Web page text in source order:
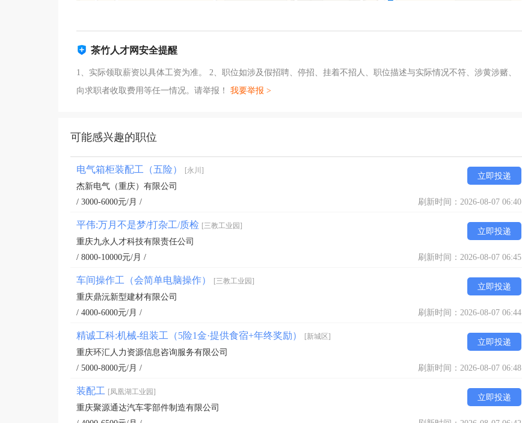
茶竹人才网安全提醒
1、实际领取薪资以具体工资为准。 2、职位如涉及假招聘、停招、挂着不招人、职位描述与实际情况不符、涉黄涉赌、
向求职者收取费用等任一情况。请举报！ 我要举报 >
可能感兴趣的职位
电气箱柜装配工（五险） [永川]
立即投递
杰新电气（重庆）有限公司
/ 3000-6000元/月 /
刷新时间：2026-08-07 06:40
平伟:万月不是梦/打杂工/质检 [三教工业园]
立即投递
重庆九永人才科技有限责任公司
/ 8000-10000元/月 /
刷新时间：2026-08-07 06:45
车间操作工（会简单电脑操作） [三教工业园]
立即投递
重庆鼎沅新型建材有限公司
/ 4000-6000元/月 /
刷新时间：2026-08-07 06:44
精诚工科:机械-组装工（5险1金·提供食宿+年终奖励） [新城区]
立即投递
重庆环汇人力资源信息咨询服务有限公司
/ 5000-8000元/月 /
刷新时间：2026-08-07 06:48
装配工 [凤凰湖工业园]
立即投递
重庆聚源通达汽车零部件制造有限公司